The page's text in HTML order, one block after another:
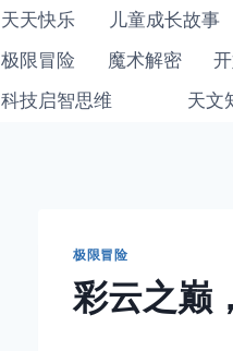
天天快乐 儿童成长故事
极限冒险
魔术解密
科技启智思维
天文
极限冒险
彩云之巅